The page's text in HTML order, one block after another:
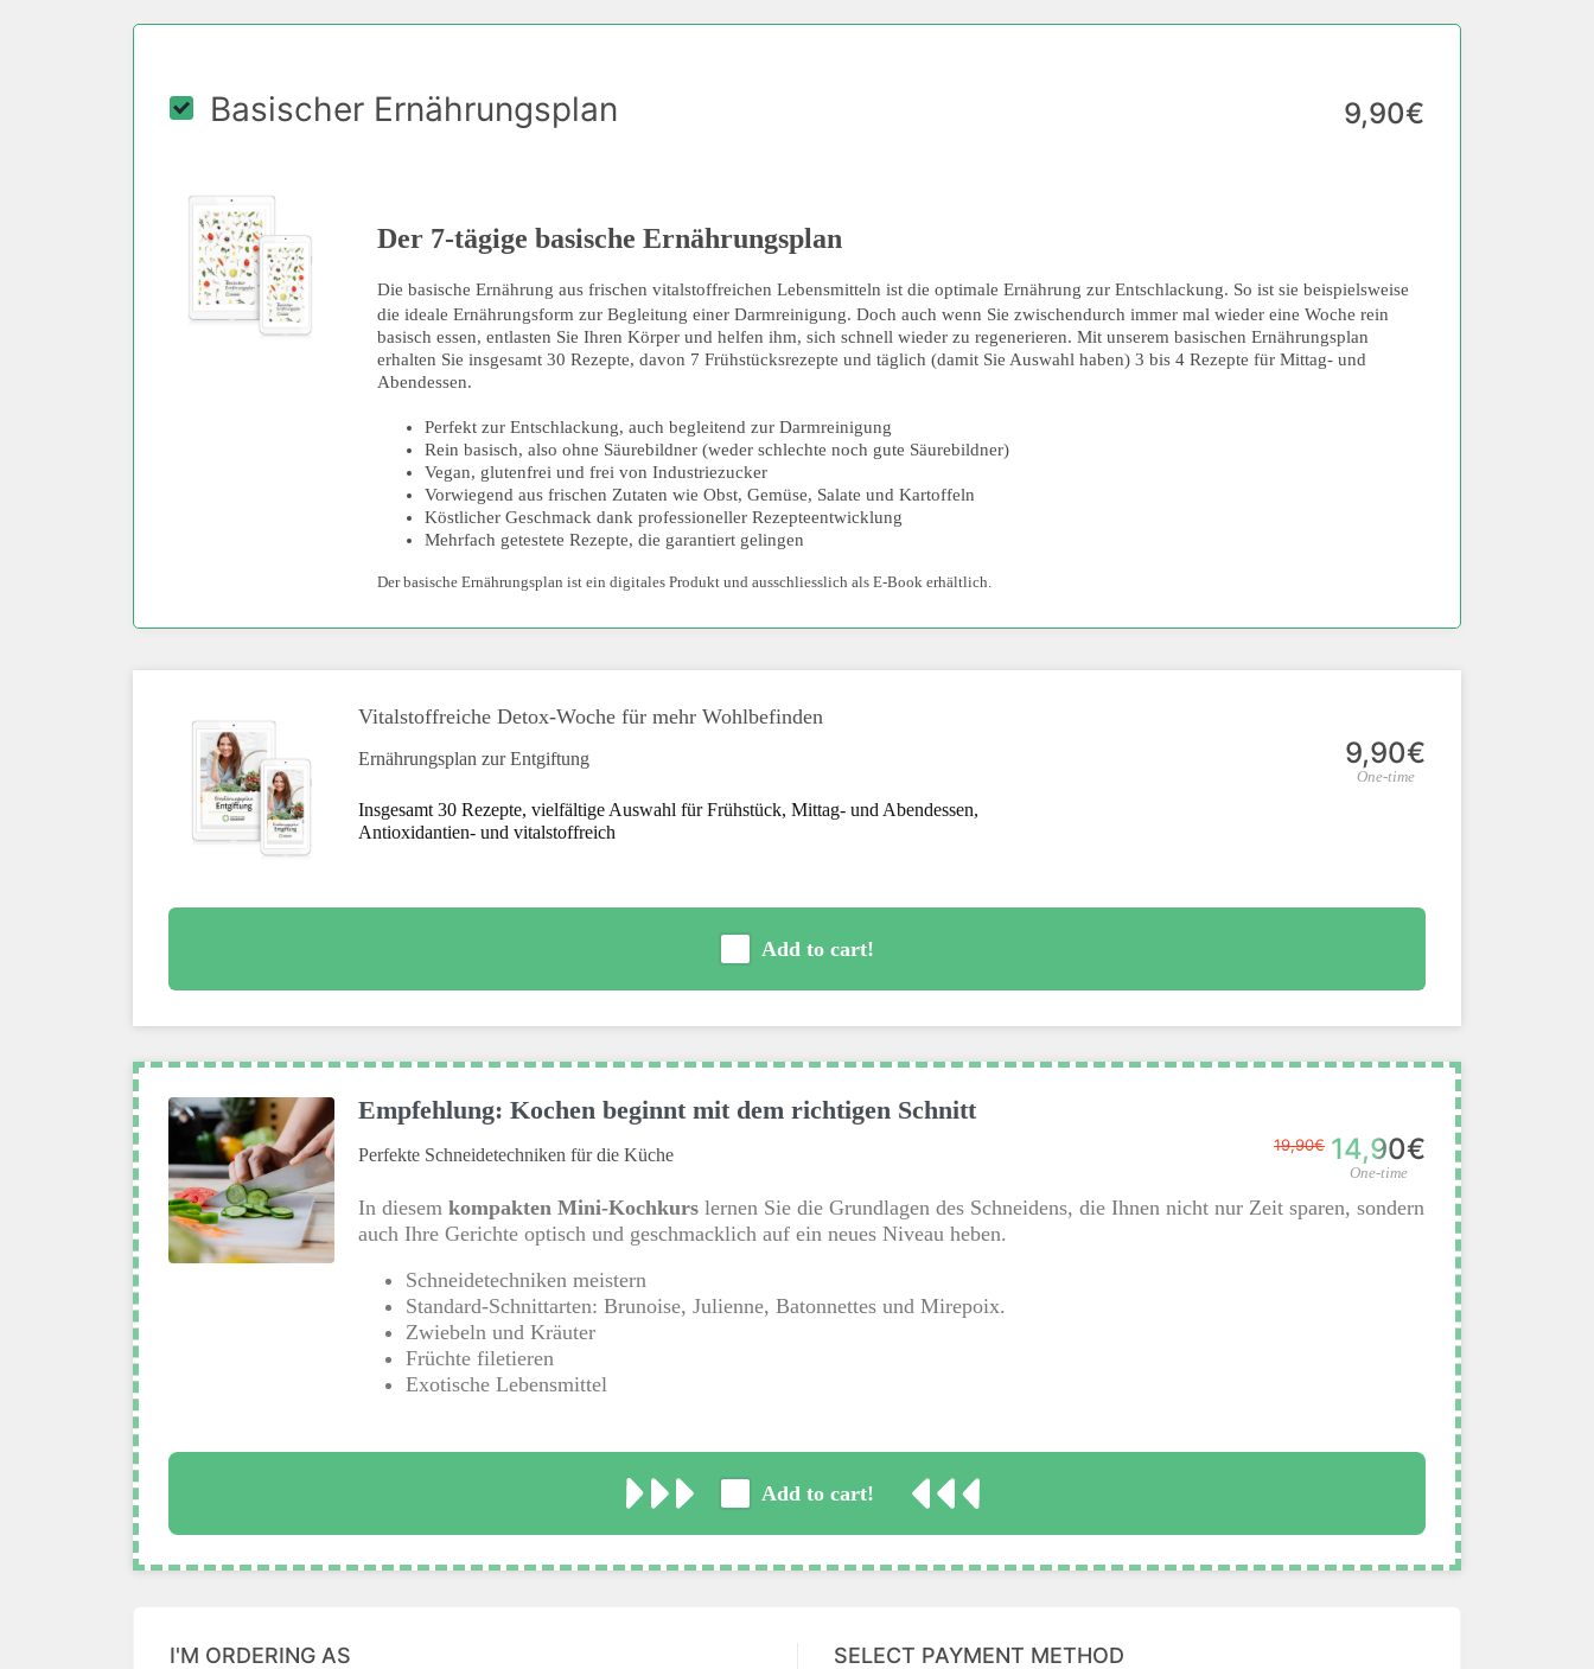
Basischer Ernährungsplan 9,90€
Der 7-tägige basische Ernährungsplan
Die basische Ernährung aus frischen vitalstoffreichen Lebensmitteln ist die optimale Ernährung zur Entschlackung. So ist sie beispielsweise
die ideale Ernährungsform zur Begleitung einer Darmreinigung. Doch auch wenn Sie zwischendurch immer mal wieder eine Woche rein
basisch essen, entlasten Sie Ihren Körper und helfen ihm, sich schnell wieder zu regenerieren. Mit unserem basischen Ernährungsplan
erhalten Sie insgesamt 30 Rezepte, davon 7 Frühstücksrezepte und täglich (damit Sie Auswahl haben) 3 bis 4 Rezepte für Mittag- und
Abendessen.
Perfekt zur Entschlackung, auch begleitend zur Darmreinigung
Rein basisch, also ohne Säurebildner (weder schlechte noch gute Säurebildner)
Vegan, glutenfrei und frei von Industriezucker
Vorwiegend aus frischen Zutaten wie Obst, Gemüse, Salate und Kartoffeln
Köstlicher Geschmack dank professioneller Rezepteentwicklung
Mehrfach getestete Rezepte, die garantiert gelingen
Der basische Ernährungsplan ist ein digitales Produkt und ausschliesslich als E-Book erhältlich.
Vitalstoffreiche Detox-Woche für mehr Wohlbefinden
Ernährungsplan zur Entgiftung 9,90€
One-time
Insgesamt 30 Rezepte, vielfältige Auswahl für Frühstück, Mittag- und Abendessen,
Antioxidantien- und vitalstoffreich
Add to cart!
Empfehlung: Kochen beginnt mit dem richtigen Schnitt
Perfekte Schneidetechniken für die Küche 14,90€
One-time
19,90€
In diesem kompakten Mini-Kochkurs lernen Sie die Grundlagen des Schneidens, die Ihnen nicht nur Zeit sparen, sondern
auch Ihre Gerichte optisch und geschmacklich auf ein neues Niveau heben.
Schneidetechniken meistern
Standard-Schnittarten: Brunoise, Julienne, Batonnettes und Mirepoix.
Zwiebeln und Kräuter
Früchte filetieren
Exotische Lebensmittel
Add to cart!
I'M ORDERING AS SELECT PAYMENT METHOD